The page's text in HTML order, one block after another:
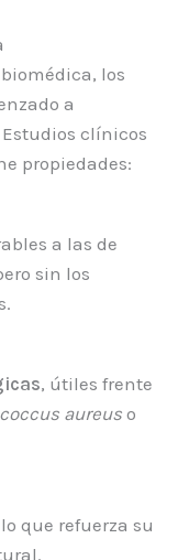
los
a
clínicos
propiedades:
a las de
sin los
, útiles frente
aureus o
lo que refuerza su